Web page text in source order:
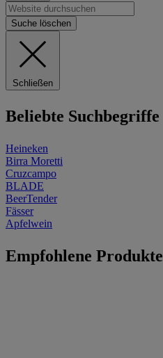
Suche löschen
Schließen
Beliebte Suchbegriffe
Heineken
Birra Moretti
Cruzcampo
BLADE
BeerTender
Fässer
Apfelwein
Empfohlene Produkte